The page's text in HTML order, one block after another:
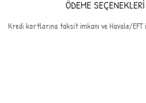
ÖDEME SEÇENEKLERİ
Kredi kartlarına taksit imkanı ve Havale/EFT